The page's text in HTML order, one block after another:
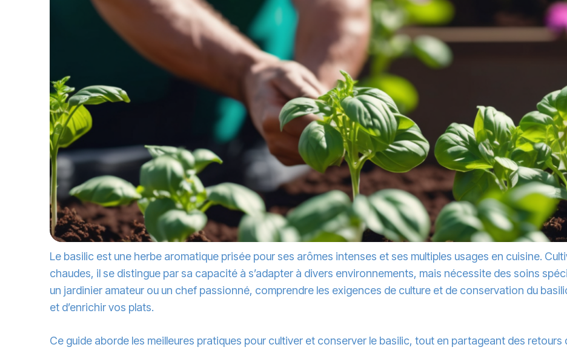
Le basilic est une herbe aromatique prisée pour ses arômes intenses et ses multiples usages en cuisine.
chaudes, il se distingue par sa capacité à s’adapter à divers environnements, mais nécessite des soins
un jardinier amateur ou un chef passionné, comprendre les exigences de culture et de conservation du
et d’enrichir vos plats.
Ce guide aborde les meilleures pratiques pour cultiver et conserver le basilic, tout en partageant des